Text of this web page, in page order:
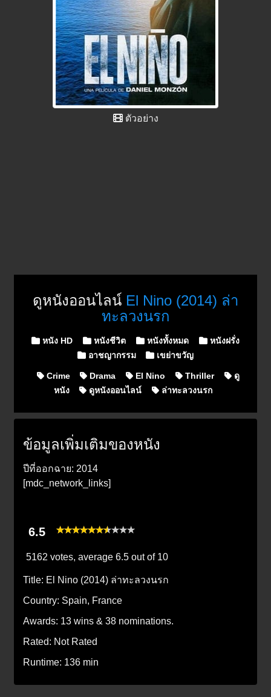
ตัวอย่าง
ดูหนังออนไลน์ El Nino (2014) ล่า
ทะลวงนรก
Posted in
หนัง HD หนังชีวิต หนังทั้งหมด
หนังฝรั่ง
อาชญากรรม
เขย่าขวัญ
Crime Drama El Nino Thriller
ดู
หนัง
ดูหนังออนไลน์ ล่าทะลวงนรก
ข้อมูลเพิ่มเติมของหนัง
ปีที่ออกฉาย: 2014
[mdc_network_links]
6.5
5162 votes, average 6.5 out of 10
Title: El Nino (2014) ล่าทะลวงนรก
Country: Spain, France
Awards: 13 wins & 38 nominations.
Rated: Not Rated
Runtime: 136 min